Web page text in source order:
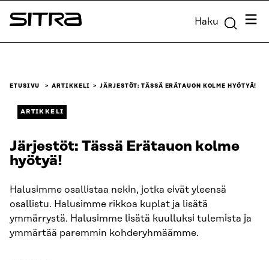
Siirry
suoraan
Sitra Haku
ETUSIVU ARTIKKELI JÄRJESTÖT: TÄSSÄ ERÄTAUON KOLME HYÖTYÄ!
ARTIKKELI
Järjestöt: Tässä Erätauon kolme
hyötyä!
Halusimme osallistaa nekin, jotka eivät yleensä
osallistu. Halusimme rikkoa kuplat ja lisätä
ymmärrystä. Halusimme lisätä kuulluksi tulemista ja
ymmärtää paremmin kohderyhmäämme.